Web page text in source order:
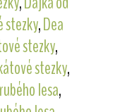
stezky,Dea
stezky,
stezky,
lesa,